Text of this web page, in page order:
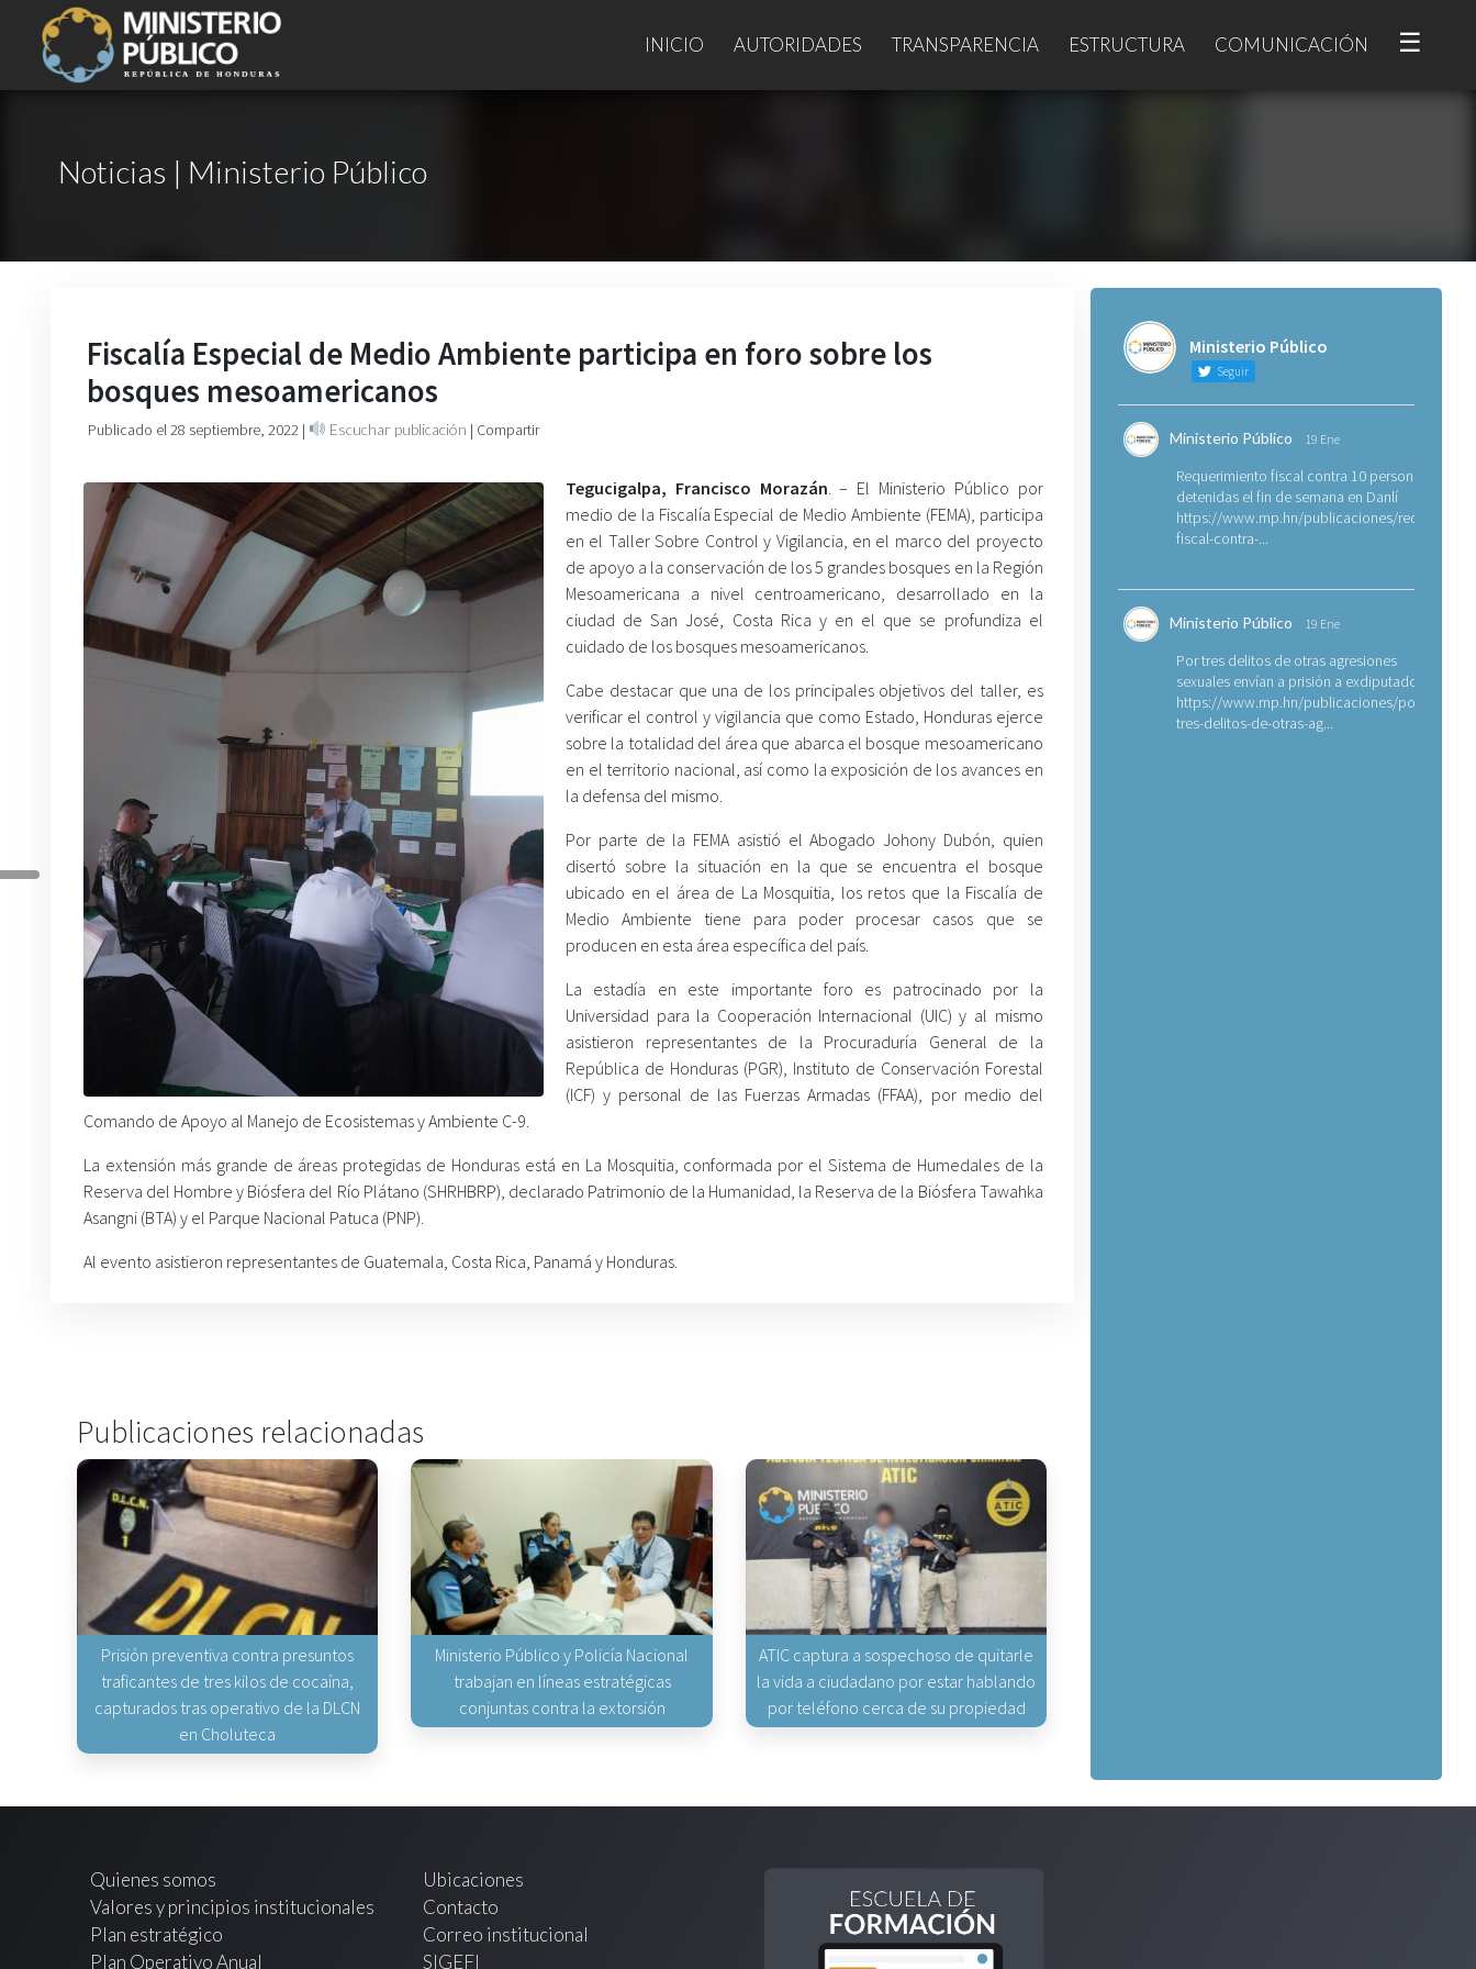
INICIO AUTORIDADES TRANSPARENCIA ESTRUCTURA COMUNICACIÓN ☰
Noticias | Ministerio Público
Fiscalía Especial de Medio Ambiente participa en foro sobre los
bosques mesoamericanos
Publicado el 28 septiembre, 2022 | Escuchar publicación | Compartir
Tegucigalpa, Francisco Morazán. – El Ministerio Público por
medio de la Fiscalía Especial de Medio Ambiente (FEMA), participa
en el Taller Sobre Control y Vigilancia, en el marco del proyecto
de apoyo a la conservación de los 5 grandes bosques en la Región
Mesoamericana a nivel centroamericano, desarrollado en la
ciudad de San José, Costa Rica y en el que se profundiza el
cuidado de los bosques mesoamericanos.
Cabe destacar que una de los principales objetivos del taller, es
verificar el control y vigilancia que como Estado, Honduras ejerce
sobre la totalidad del área que abarca el bosque mesoamericano
en el territorio nacional, así como la exposición de los avances en
la defensa del mismo.
Por parte de la FEMA asistió el Abogado Johony Dubón, quien
disertó sobre la situación en la que se encuentra el bosque
ubicado en el área de La Mosquitia, los retos que la Fiscalía de
Medio Ambiente tiene para poder procesar casos que se
producen en esta área específica del país.
La estadía en este importante foro es patrocinado por la
Universidad para la Cooperación Internacional (UIC) y al mismo
asistieron representantes de la Procuraduría General de la
República de Honduras (PGR), Instituto de Conservación Forestal
(ICF) y personal de las Fuerzas Armadas (FFAA), por medio del
Comando de Apoyo al Manejo de Ecosistemas y Ambiente C-9.
La extensión más grande de áreas protegidas de Honduras está en La Mosquitia, conformada por el Sistema de Humedales de la
Reserva del Hombre y Biósfera del Río Plátano (SHRHBRP), declarado Patrimonio de la Humanidad, la Reserva de la Biósfera Tawahka
Asangni (BTA) y el Parque Nacional Patuca (PNP).
Al evento asistieron representantes de Guatemala, Costa Rica, Panamá y Honduras.
Publicaciones relacionadas
Prisión preventiva contra presuntos
traficantes de tres kilos de cocaína,
capturados tras operativo de la DLCN
en Choluteca
Ministerio Público y Policía Nacional
trabajan en líneas estratégicas
conjuntas contra la extorsión
ATIC captura a sospechoso de quitarle
la vida a ciudadano por estar hablando
por teléfono cerca de su propiedad
Ministerio Público
Seguir
Ministerio Público 19 Ene
Requerimiento fiscal contra 10 personas
detenidas el fin de semana en Danlí
https://www.mp.hn/publicaciones/
fiscal-contra-...
Ministerio Público 19 Ene
Por tres delitos de otras agresiones
sexuales envían a prisión a exdiputado
https://www.mp.hn/publicaciones/por-
tres-delitos-de-otras-ag...
Quienes somos
Valores y principios institucionales
Plan estratégico
Plan Operativo Anual
Ubicaciones
Contacto
Correo institucional
SIGEFI